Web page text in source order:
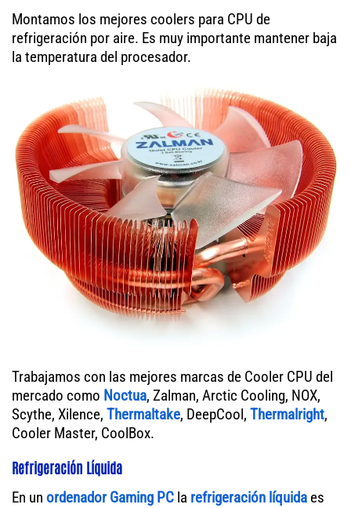
Montamos los mejores coolers para CPU de
refrigeración por aire. Es muy importante mantener baja
la temperatura del procesador.
Trabajamos con las mejores marcas de Cooler CPU del
mercado como Noctua, Zalman, Arctic Cooling, NOX,
Scythe, Xilence, Thermaltake, DeepCool, Thermalright,
Cooler Master, CoolBox.
Refrigeración Líquida
En un ordenador Gaming PC la refrigeración líquida es